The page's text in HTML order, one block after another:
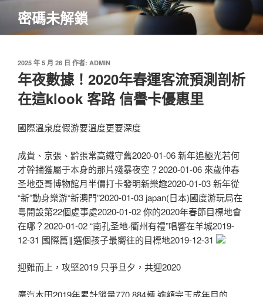
主
密碼未解鎖
發
佈
於
2025 年 5 月 26 日 作者: ADMIN
年夜數據！2020年春運客流預測剖析
在這klook 客路 信譽卡優惠里
國際溫泉度假游要溫度更要深度
成貴、京張、黔張常高鐵守舊2020-01-06 新年追極光若何
才幹捕獲屬于本身的那片殘暴夜空？2020-01-06 來歲仲春
圣地亞哥博物館月半價打卡發明新樂趣2020-01-03 新年從
“新”動身樂游“新澳門”2020-01-03 japan(日本)國度游玩局在
粵開設第22個處事處2020-01-02 你的2020年春節目標地會
在哪？2020-01-02 “南孔圣地·衢州有禮”唱響在羊城2019-
12-31 國際篇‖選個孩子最嚮往的目標地2019-12-31
迎難而上，攻堅2019 只爭旦夕，共迎2020
廣汽本田2019年累計銷量770,884輛 逾額完玉成年目的